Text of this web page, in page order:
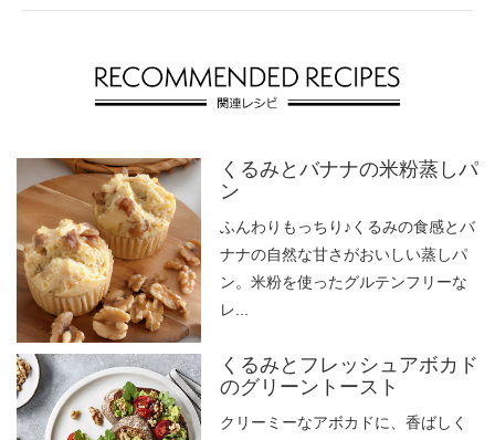
くるみとバナナの米粉蒸しパ
ン
ふんわりもっちり♪くるみの食感とバ
ナナの自然な甘さがおいしい蒸しパ
ン。米粉を使ったグルテンフリーな
レ...
くるみとフレッシュアボカド
のグリーントースト
クリーミーなアボカドに、香ばしく